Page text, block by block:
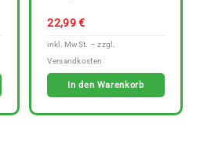
22,99€
In den Warenkorb